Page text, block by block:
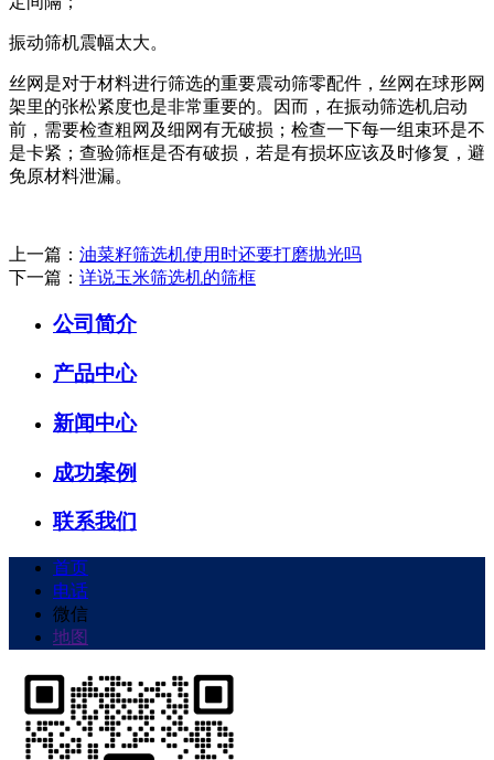
振动筛机震幅太大。
丝网是对于材料进行筛选的重要震动筛零配件，丝网在球形网
架里的张松紧度也是非常重要的。因而，在振动筛选机启动
前，需要检查粗网及细网有无破损；检查一下每一组束环是不
是卡紧；查验筛框是否有破损，若是有损坏应该及时修复，避
免原材料泄漏。
上一篇： 油菜籽筛选机使用时还要打磨抛光吗
下一篇： 详说玉米筛选机的筛框
公司简介
产品中心
新闻中心
成功案例
联系我们
首页
电话
微信
地图